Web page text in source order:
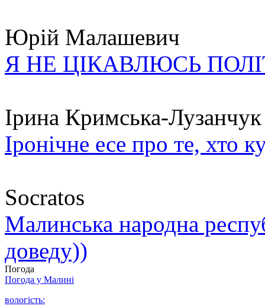
Юрій Малашевич
Я НЕ ЦІКАВЛЮСЬ
Ірина Кримська-Лузанчук
Іронічне есе про те, хто
Socratos
Малинська народна
доведу))
Погода
Погода у Малині
вологість: